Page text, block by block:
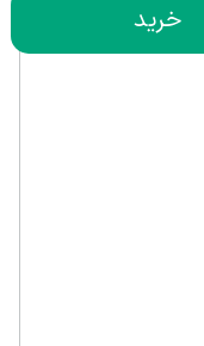
خرید